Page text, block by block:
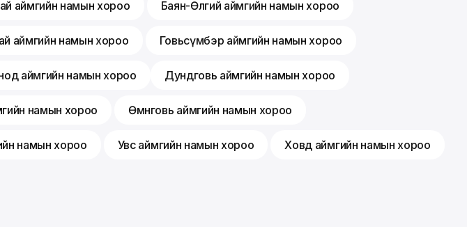
аймгийн намын хороо Баян-Өлгий аймгийн намын хороо
аймгийн намын хороо Говьсүмбэр аймгийн намын хороо
аймгийн намын хороо Дундговь аймгийн намын хороо
намын хороо Өмнөговь аймгийн намын хороо
намын хороо Увс аймгийн намын хороо Ховд аймгийн намын хороо